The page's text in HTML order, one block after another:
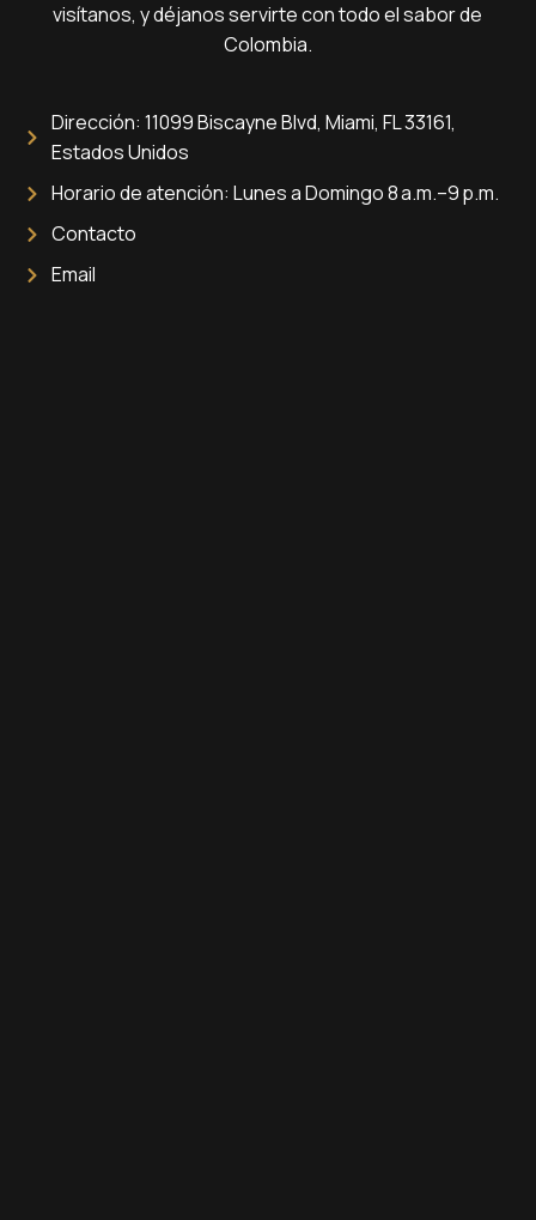
visítanos, y déjanos servirte con todo el sabor de
Colombia.
Dirección: 11099 Biscayne Blvd, Miami, FL 33161,
Estados Unidos
Horario de atención: Lunes a Domingo 8 a.m.–9 p.m.
Contacto
Email